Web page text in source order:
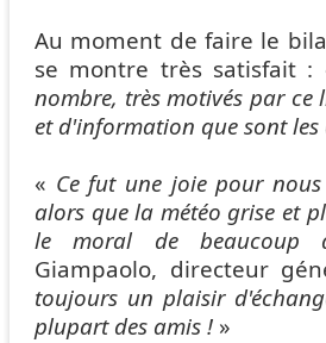
Au moment de faire le
se montre très satisfait
nombre, très motivés par
et d'information que sont les
« Ce fut une joie pour nous
alors que la météo grise et
le moral de beaucoup
Giampaolo, directeur
toujours un plaisir
plupart des amis ! »